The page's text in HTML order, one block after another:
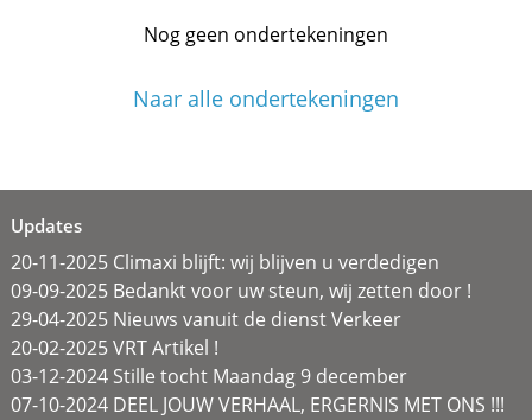
Nog geen ondertekeningen
Naar alle ondertekeningen
Updates
20-11-2025 Climaxi blijft: wij blijven u verdedigen
09-09-2025 Bedankt voor uw steun, wij zetten door !
29-04-2025 Nieuws vanuit de dienst Verkeer
20-02-2025 VRT Artikel !
03-12-2024 Stille tocht Maandag 9 december
07-10-2024 DEEL JOUW VERHAAL, ERGERNIS MET ONS !!!